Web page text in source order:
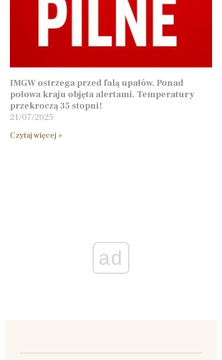
IMGW ostrzega przed falą upałów. Ponad
połowa kraju objęta alertami. Temperatury
przekroczą 35 stopni!
21/07/2025
Czytaj więcej »
ad